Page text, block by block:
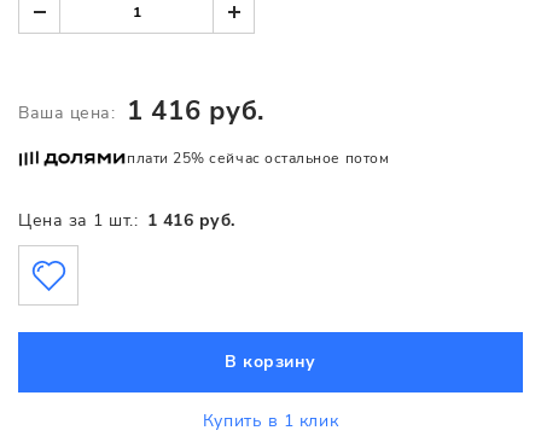
Цена за 1 шт.: 1 416 руб.
Ваша цена: 1 416 руб.
плати 25% сейчас остальное потом
В корзину
Купить в 1 клик